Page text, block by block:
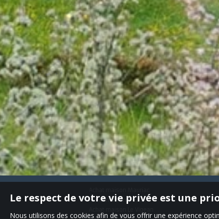
Achat maison Pleaux
Le respect de votre vie privée est une
Nous utilisons des cookies afin de vous offrir une expérience